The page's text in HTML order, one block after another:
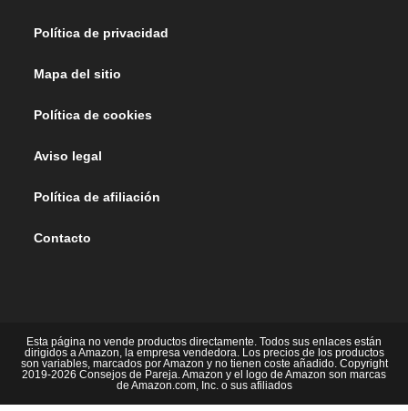
Política de privacidad
Mapa del sitio
Política de cookies
Aviso legal
Política de afiliación
Contacto
Esta página no vende productos directamente. Todos sus enlaces están
dirigidos a Amazon, la empresa vendedora. Los precios de los productos
son variables, marcados por Amazon y no tienen coste añadido. Copyright
2019-2026 Consejos de Pareja. Amazon y el logo de Amazon son marcas
de Amazon.com, Inc. o sus afiliados